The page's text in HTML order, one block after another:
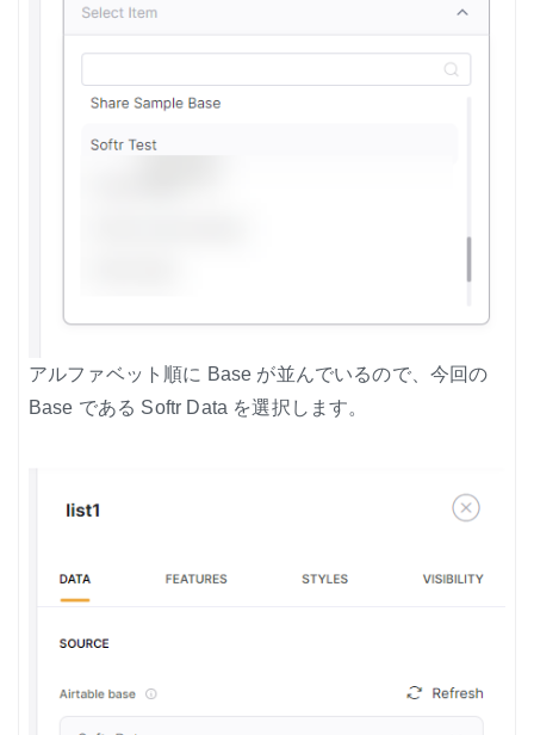
アルファベット順に Base が並んでいるので、今回の
Base である Softr Data を選択します。